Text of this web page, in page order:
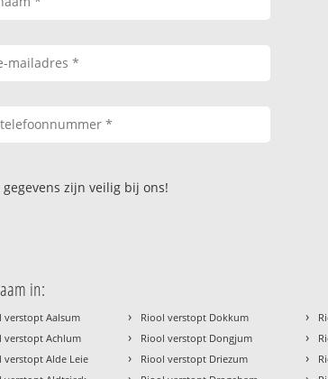
gegevens zijn veilig bij ons!
in:
verstopt Aalsum
verstopt Achlum
verstopt Alde Leie
› Riool verstopt Dokkum
› Riool verstopt Dongjum
› Riool verstopt Driezum
›
›
›